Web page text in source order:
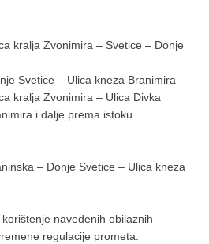
Zvonimira – Svetice – Donje
– Ulica kneza Branimira
Zvonimira – Ulica Divka
i dalje prema istoku
– Donje Svetice – Ulica kneza
navedenih obilaznih
regulacije prometa.